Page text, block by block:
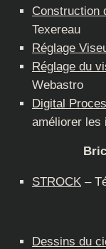
Construction
Texereau
Réglage
Réglage du
Webastro
Digital
améliorer les
STROCK –
Dessins du